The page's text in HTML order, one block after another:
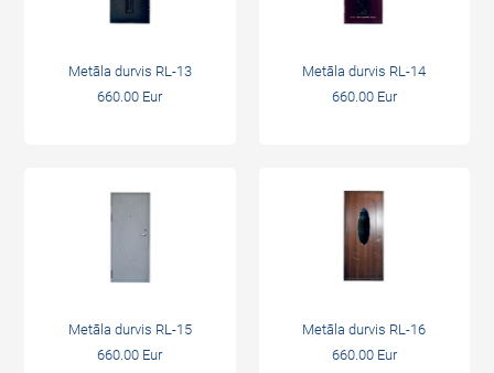
Metāla durvis RL-13
660.00 Eur
Metāla durvis RL-14
660.00 Eur
Metāla durvis RL-15
660.00 Eur
Metāla durvis RL-16
660.00 Eur